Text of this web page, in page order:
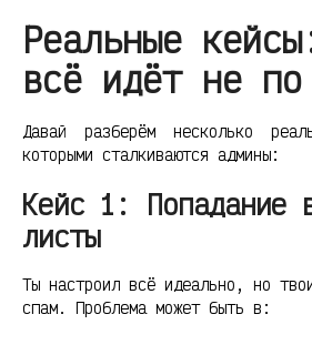
Реальные
всё идёт не по
Давай разберём несколько
которыми сталкиваются админы:
Кейс 1: Попадание
листы
Ты настроил всё идеально, но
спам. Проблема может быть в: